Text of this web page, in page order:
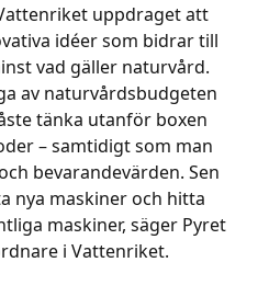
uppdraget att
idéer som bidrar till
vad gäller naturvård.
av naturvårdsbudgeten
tänka utanför boxen
– samtidigt som man
bevarandevärden. Sen
nya maskiner och hitta
maskiner, säger Pyret
i Vattenriket.